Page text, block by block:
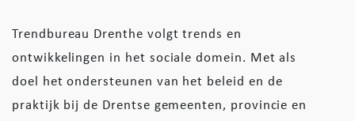
Trendbureau Drenthe volgt trends en
ontwikkelingen in het sociale domein. Met als
doel het ondersteunen van het beleid en de
praktijk bij de Drentse gemeenten, provincie en